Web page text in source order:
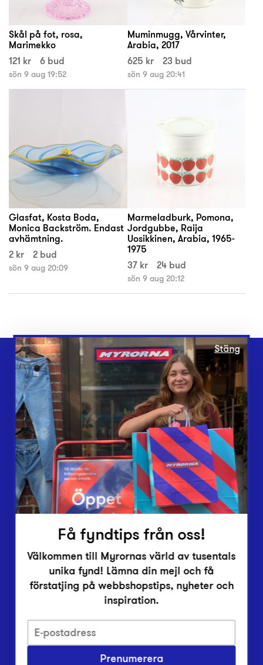
Skål på fot, rosa,
Marimekko
121 kr
6 bud
sön 9 aug 19:52
Muminmugg, Vårvinter,
Arabia, 2017
625 kr
23 bud
sön 9 aug 20:41
Glasfat, Kosta Boda,
Monica Backström. Endast
avhämtning.
2 kr
2 bud
sön 9 aug 20:09
Marmeladburk, Pomona,
Jordgubbe, Raija
Uosikkinen, Arabia, 1965-
1975
37 kr
24 bud
sön 9 aug 20:12
Webbshop
Butiker
Lämna in
Vårt överskott
Inlämningsplatser
Om Myrorna
Lediga jobb
Pressrum
Integritetsskyddspolicy
Har du frågor om onlineköp, leverans eller retur?
Stäng
Få fyndtips från oss!
Välkommen till Myrornas värld av tusentals
unika fynd! Lämna din mejl och få
förstatjing på webbshopstips, nyheter och
inspiration.
Prenumerera